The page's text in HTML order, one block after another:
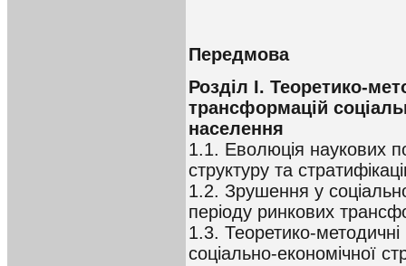
Передмова
Розділ I. Теоретико-
трансформацій
населення
1.1. Еволюція наукових
структуру та
1.2. Зрушення у
періоду ринкових
1.3. Теоретико-
соціально-економічної